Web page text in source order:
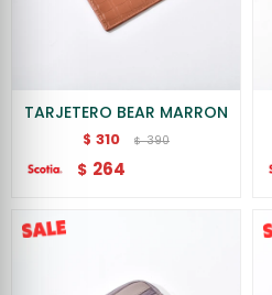
TARJETERO BEAR MARRON
$ 310 $ 390
$ 264